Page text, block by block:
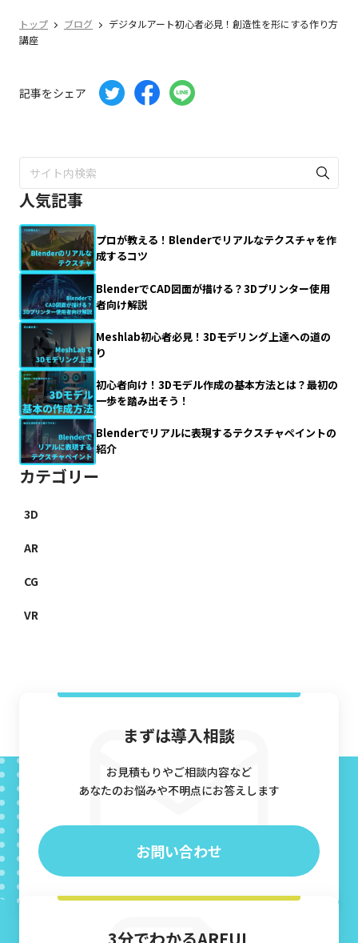
トップ ブログ
デジタルアート初心者必見！創造性を形にする作り方
講座
記事をシェア
人気記事
プロが教える！Blenderでリアルなテクスチャを作
成するコツ
BlenderでCAD図面が描ける？3Dプリンター使用
者向け解説
Meshlab初心者必見！3Dモデリング上達への道の
り
初心者向け！3Dモデル作成の基本方法とは？最初の
一歩を踏み出そう！
Blenderでリアルに表現するテクスチャペイントの
紹介
カテゴリー
3D
AR
CG
VR
まずは導入相談
お見積もりやご相談内容など
あなたのお悩みや不明点にお答えします
お問い合わせ